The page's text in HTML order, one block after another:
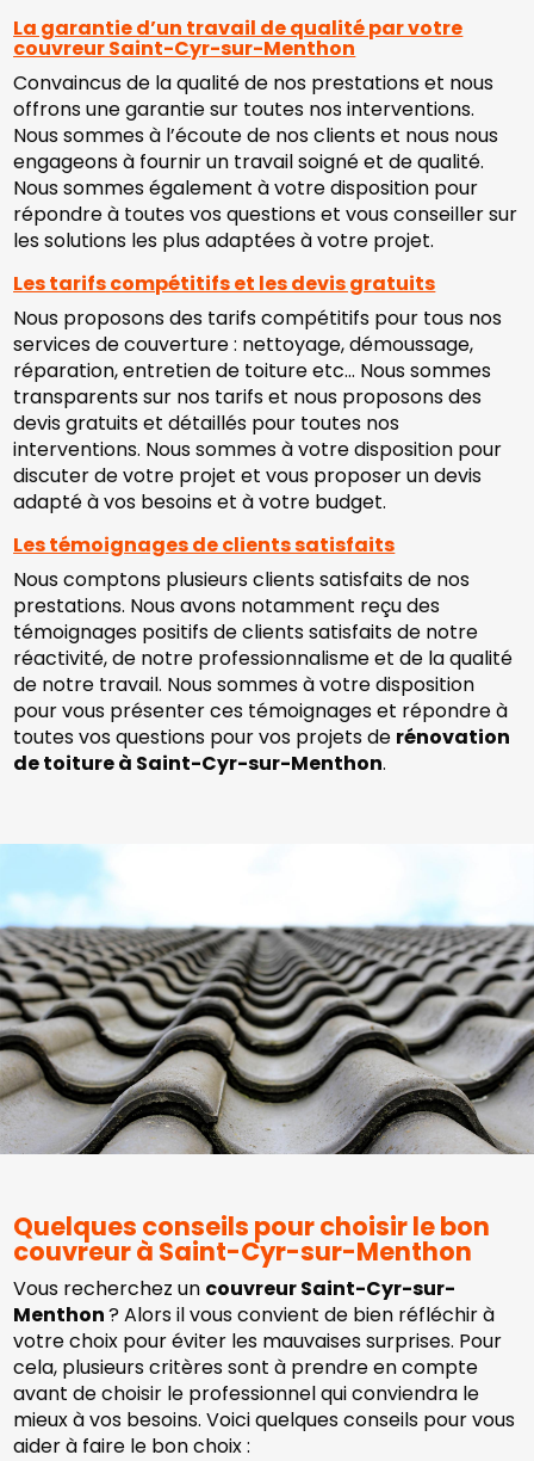
La garantie d’un travail de qualité par votre
couvreur Saint-Cyr-sur-Menthon
Convaincus de la qualité de nos prestations et nous
offrons une garantie sur toutes nos interventions.
Nous sommes à l’écoute de nos clients et nous nous
engageons à fournir un travail soigné et de qualité.
Nous sommes également à votre disposition pour
répondre à toutes vos questions et vous conseiller sur
les solutions les plus adaptées à votre projet.
Les tarifs compétitifs et les devis gratuits
Nous proposons des tarifs compétitifs pour tous nos
services de couverture : nettoyage, démoussage,
réparation, entretien de toiture etc… Nous sommes
transparents sur nos tarifs et nous proposons des
devis gratuits et détaillés pour toutes nos
interventions. Nous sommes à votre disposition pour
discuter de votre projet et vous proposer un devis
adapté à vos besoins et à votre budget.
Les témoignages de clients satisfaits
Nous comptons plusieurs clients satisfaits de nos
prestations. Nous avons notamment reçu des
témoignages positifs de clients satisfaits de notre
réactivité, de notre professionnalisme et de la qualité
de notre travail. Nous sommes à votre disposition
pour vous présenter ces témoignages et répondre à
toutes vos questions pour vos projets de rénovation
de toiture à Saint-Cyr-sur-Menthon.
Quelques conseils pour choisir le bon
couvreur à Saint-Cyr-sur-Menthon
Vous recherchez un couvreur Saint-Cyr-sur-
Menthon? Alors il vous convient de bien réfléchir à
votre choix pour éviter les mauvaises surprises. Pour
cela, plusieurs critères sont à prendre en compte
avant de choisir le professionnel qui conviendra le
mieux à vos besoins. Voici quelques conseils pour vous
aider à faire le bon choix :